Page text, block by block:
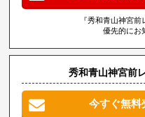
『秀和青山神宮
優先的にお
秀和青山神宮前
今すぐ無料